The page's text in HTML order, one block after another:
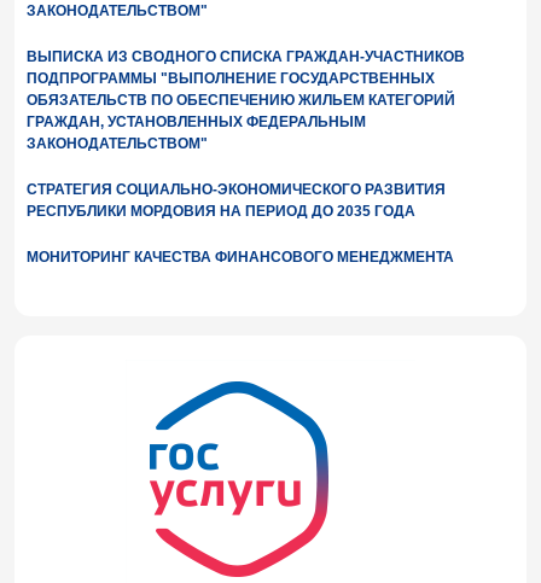
ЗАКОНОДАТЕЛЬСТВОМ"
ВЫПИСКА ИЗ СВОДНОГО СПИСКА ГРАЖДАН-УЧАСТНИКОВ
ПОДПРОГРАММЫ "ВЫПОЛНЕНИЕ ГОСУДАРСТВЕННЫХ
ОБЯЗАТЕЛЬСТВ ПО ОБЕСПЕЧЕНИЮ ЖИЛЬЕМ КАТЕГОРИЙ
ГРАЖДАН, УСТАНОВЛЕННЫХ ФЕДЕРАЛЬНЫМ
ЗАКОНОДАТЕЛЬСТВОМ"
СТРАТЕГИЯ СОЦИАЛЬНО-ЭКОНОМИЧЕСКОГО РАЗВИТИЯ
РЕСПУБЛИКИ МОРДОВИЯ НА ПЕРИОД ДО 2035 ГОДА
МОНИТОРИНГ КАЧЕСТВА ФИНАНСОВОГО МЕНЕДЖМЕНТА